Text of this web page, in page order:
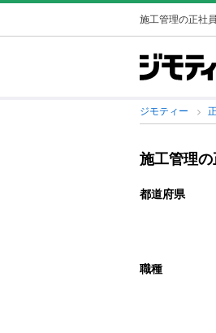
施工管理の正社
ジモティー
施工管理
都道府県
職種